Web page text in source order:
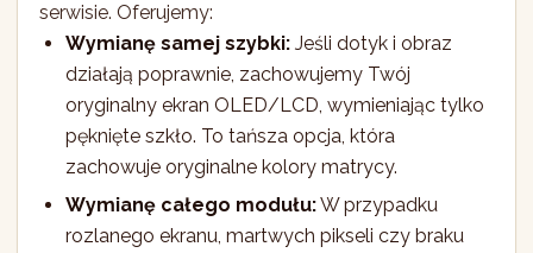
serwisie. Oferujemy:
Wymianę samej szybki:Jeśli dotyk i obraz
działają poprawnie, zachowujemy Twój
oryginalny ekran OLED/LCD, wymieniając tylko
pęknięte szkło. To tańsza opcja, która
zachowuje oryginalne kolory matrycy.
Wymianę całego modułu:W przypadku
rozlanego ekranu, martwych pikseli czy braku